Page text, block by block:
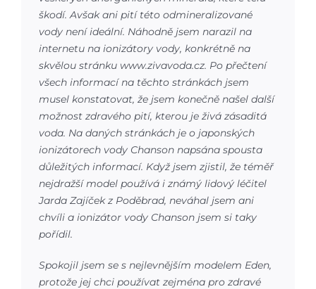
škodí. Avšak ani pití této odmineralizované
vody není ideální. Náhodně jsem narazil na
internetu na ionizátory vody, konkrétně na
skvělou stránku www.zivavoda.cz. Po přečtení
všech informací na těchto stránkách jsem
musel konstatovat, že jsem konečně našel další
možnost zdravého pití, kterou je živá zásaditá
voda. Na daných stránkách je o japonských
ionizátorech vody Chanson napsána spousta
důležitých informací. Když jsem zjistil, že téměř
nejdražší model používá i známý lidový léčitel
Jarda Zajíček z Poděbrad, neváhal jsem ani
chvíli a ionizátor vody Chanson jsem si taky
pořídil.
Spokojil jsem se s nejlevnějším modelem Eden,
protože jej chci používat zejména pro zdravé